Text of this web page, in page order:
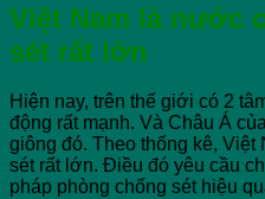
Việt Nam là nước
sét rất lớn
Hiện nay, trên thế giới có 2
động rất mạnh. Và Châu Á
giông đó. Theo thống kê,
sét rất lớn. Điều đó yêu cầu
pháp phòng chống sét hiệu